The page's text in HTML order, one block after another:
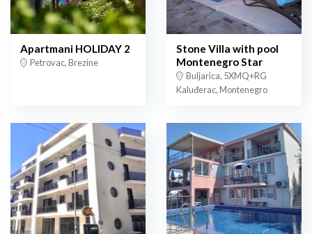
Apartmani HOLIDAY 2
Petrovac, Brezine
Stone Villa with pool
Montenegro Star
Buljarica, 5XMQ+RG
Kaluđerac, Montenegro